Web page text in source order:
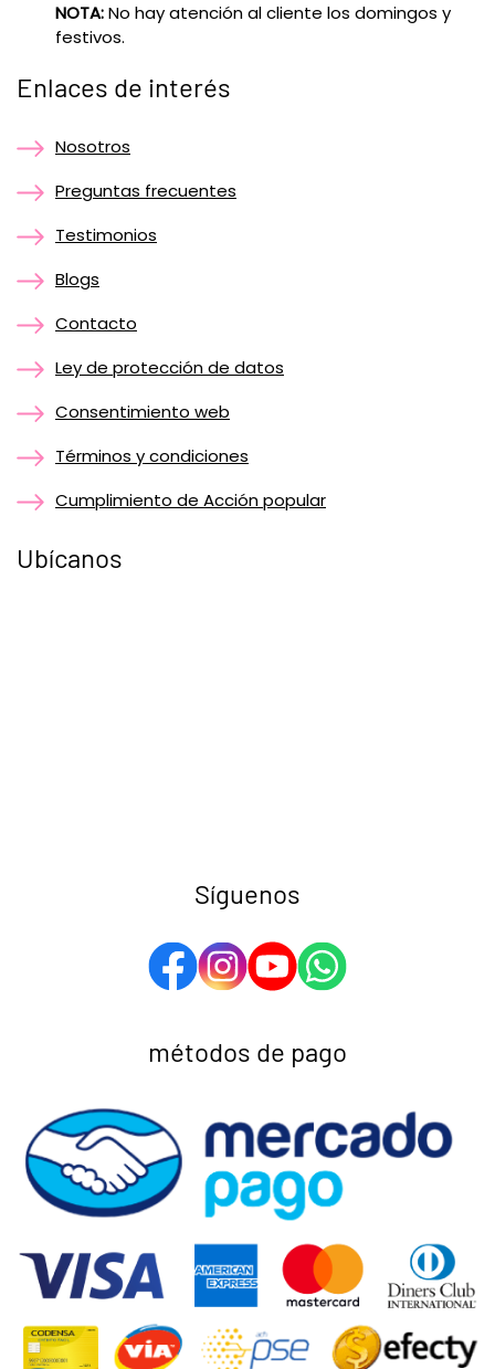
NOTA:No hay atención al cliente los domingos y
festivos.
Enlaces de interés
Nosotros
Preguntas frecuentes
Testimonios
Blogs
Contacto
Ley de protección de datos
Consentimiento web
Términos y condiciones
Cumplimiento de Acción popular
Ubícanos
Síguenos
métodos de pago